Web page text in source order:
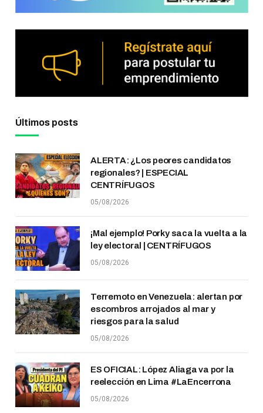
Últimos posts
ALERTA: ¿Los peores candidatos
regionales? | ESPECIAL
CENTRÍFUGOS
05/08/2026
¡Mal ejemplo! Porky saca la vuelta a la
ley electoral | CENTRÍFUGOS
05/08/2026
Terremoto en Venezuela: alertan por
escombros arrojados al mar y
riesgos para la salud
05/08/2026
ES OFICIAL: López Aliaga va por la
reelección en Lima #LaEncerrona
05/08/2026